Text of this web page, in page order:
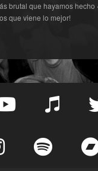
brutal que hayamos hecho
que viene lo mejor!